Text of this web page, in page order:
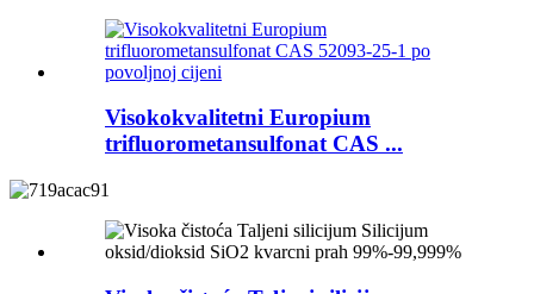
Visokokvalitetni Europium
trifluorometansulfonat CAS ...